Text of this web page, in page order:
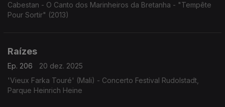
Cabestan - O Canto dos Marinheiros da Bretanha - "Tempête
Pour Sortir" (2013)
Raízes
Ep. 206
20 dez. 2025
'Vieux Farka Touré' (Mali) - Concerto Festival Rudolstadt,
Parque Heinrich Heine